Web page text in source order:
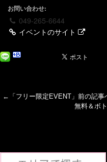
お問い合わせ:
049-265-6644
イベントのサイト
←「 フリー限定EVENT 」前の記
無料＆ボ